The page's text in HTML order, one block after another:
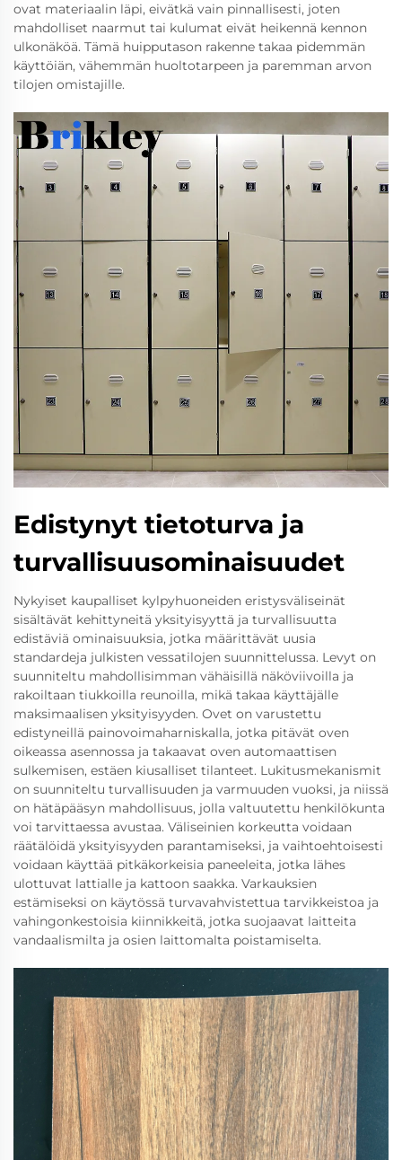
ovat materiaalin läpi, eivätkä vain pinnallisesti, joten
mahdolliset naarmut tai kulumat eivät heikennä kennon
ulkonäköä. Tämä huipputason rakenne takaa pidemmän
käyttöiän, vähemmän huoltotarpeen ja paremman arvon
tilojen omistajille.
Edistynyt tietoturva ja
turvallisuusominaisuudet
Nykyiset kaupalliset kylpyhuoneiden eristysväliseinät
sisältävät kehittyneitä yksityisyyttä ja turvallisuutta
edistäviä ominaisuuksia, jotka määrittävät uusia
standardeja julkisten vessatilojen suunnittelussa. Levyt on
suunniteltu mahdollisimman vähäisillä näköviivoilla ja
rakoiltaan tiukkoilla reunoilla, mikä takaa käyttäjälle
maksimaalisen yksityisyyden. Ovet on varustettu
edistyneillä painovoimaharniskalla, jotka pitävät oven
oikeassa asennossa ja takaavat oven automaattisen
sulkemisen, estäen kiusalliset tilanteet. Lukitusmekanismit
on suunniteltu turvallisuuden ja varmuuden vuoksi, ja niissä
on hätäpääsyn mahdollisuus, jolla valtuutettu henkilökunta
voi tarvittaessa avustaa. Väliseinien korkeutta voidaan
räätälöidä yksityisyyden parantamiseksi, ja vaihtoehtoisesti
voidaan käyttää pitkäkorkeisia paneeleita, jotka lähes
ulottuvat lattialle ja kattoon saakka. Varkauksien
estämiseksi on käytössä turvavahvistettua tarvikkeistoa ja
vahingonkestoisia kiinnikkeitä, jotka suojaavat laitteita
vandaalismilta ja osien laittomalta poistamiselta.